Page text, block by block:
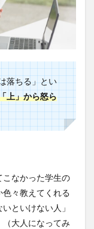
落ちる」とい
上」から怒ら
なかった学生の
々教えてくれる
といけない人」
大人になってみ